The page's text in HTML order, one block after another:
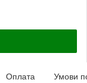
Оплата Умови